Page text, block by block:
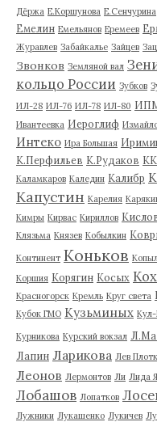
Дёржа Е.Коршунова Е.Сенчурина
Емелин Емельянов Еремеев
Журавлев Забайкалье Зайцев
Звонков Земляной вал
кольцо России Зубков
ИЛ-28 ИЛ-76 ИЛ-78 ИЛ-80
Ивантеевка Иероглиф
Интеко Ира Большая
К.Перфильев К.Рудаков
Каламкаров Каледин Калибр
Капустин Карелия
Кимры Кирвас Кириллов
Клязьма Князев Кобылкин
Континент Коньков
Коршия Корягин Косых
Красногорск Кремль Круг света
Кубок ГМО Кузьминых
Курникова Курский вокзал
Лапин Ларикова Лев
Леонов Лермонтов Ли Лида
Лобашов Лопатков
Лужники Лукашенко Лукичев